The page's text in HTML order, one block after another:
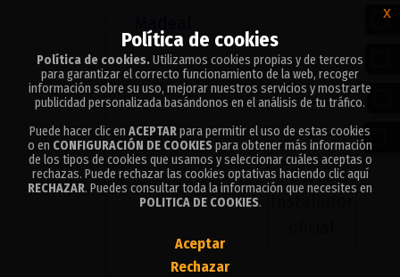
Política de cookies
Política de cookies.Utilizamos cookies propias y de terceros
para garantizar el correcto funcionamiento de la web, recoger
información sobre su uso, mejorar nuestros servicios y mostrarte
publicidad personalizada basándonos en el análisis de tu tráfico.
Puede hacer clic en ACEPTARpara permitir el uso de estas cookies
o en CONFIGURACIÓN DE COOKIESpara obtener más información
de los tipos de cookies que usamos y seleccionar cuáles aceptas o
rechazas. Puede rechazar las cookies optativas haciendo clic aquí
RECHAZAR. Puedes consultar toda la información que necesites en
POLITICA DE COOKIES.
Aceptar
Rechazar
x
Política de cookies
Política de cookies.Utilizamos cookies propias y de terceros
para garantizar el correcto funcionamiento de la web, recoger
información sobre su uso, mejorar nuestros servicios y mostrarte
publicidad personalizada basándonos en el análisis de tu tráfico.
Puede hacer clic en ACEPTARpara permitir el uso de estas cookies
o en CONFIGURACIÓN DE COOKIESpara obtener más información
de los tipos de cookies que usamos y seleccionar cuáles aceptas o
rechazas. Puede rechazar las cookies optativas haciendo clic aquí
RECHAZAR. Puedes consultar toda la información que necesites en
POLITICA DE COOKIES.
Aceptar
Rechazar
x